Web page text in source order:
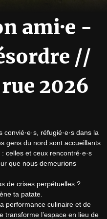
ami·e -
//
2026
réfugié·e·s dans la
gens du nord sont accueillants
celles et ceux rencontré·e·s
que nous demeurions
de crises perpétuelles ?
ta patate.
performance culinaire et de
transforme l’espace en lieu de